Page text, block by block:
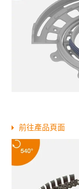
前往產品頁面